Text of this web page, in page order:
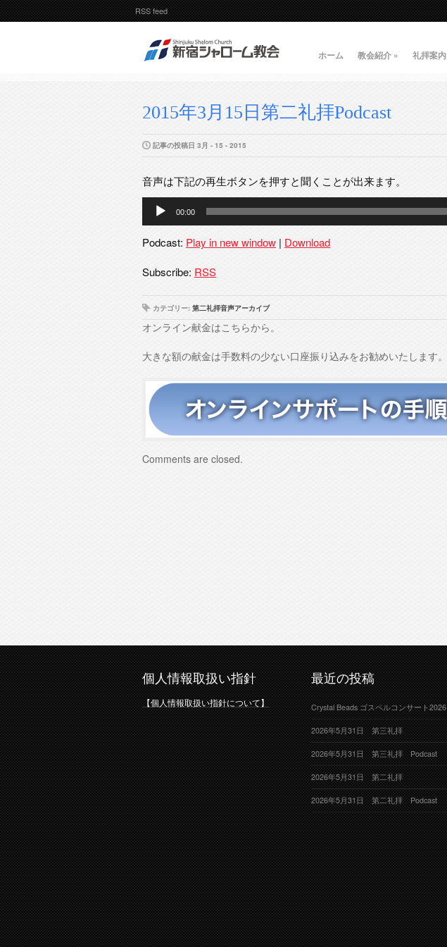
RSS feed
ホーム 教会紹介 » 礼拝案内
2015年3月15日第二礼拝Podcast
記事の投稿日 3月 - 15 - 2015
音声は下記の再生ボタンを押すと聞くことが出来ます。
レ
ー
ー
00:00
Podcast: Play in new window | Download
Subscribe: RSS
カテゴリー: 第二礼拝音声アーカイブ
オンライン献金はこちらから。
大きな額の献金は手数料の少ない口座振り込みをお勧めいたします。
Comments are closed.
個人情報取扱い指針
【個人情報取扱い指針について】
最近の投稿
Crystal Beads ゴスペルコンサート2026
2026年5月31日 第三礼拝
2026年5月31日 第三礼拝 Podcast
2026年5月31日 第二礼拝
2026年5月31日 第二礼拝 Podcast